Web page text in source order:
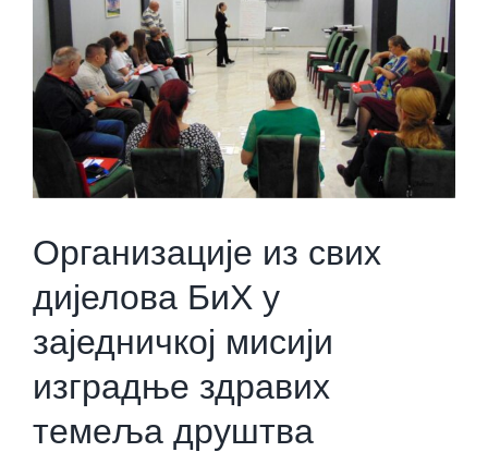
Организације из свих
дијелова БиХ у
заједничкој мисији
изградње здравих
темеља друштва